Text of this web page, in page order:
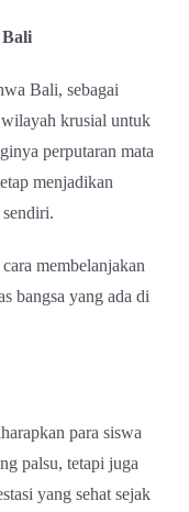
Bali, sebagai
krusial untuk
perputaran mata
menjadikan
membelanjakan
bangsa yang ada di
para siswa
palsu, tetapi juga
yang sehat sejak